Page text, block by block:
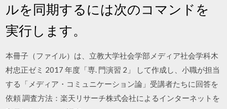
ルを同期するには次のコマンドを
実行します。
本冊子（ファイル）は、立教大学社会学部メディア社会学科木
村忠正ゼミ 2017 年度「専. 門演習 2」 して作成し、小職が担当
する「メディア・コミュニケーション論」受講者たちに回答を
依頼 調査方法：楽天リサーチ株式会社によるインターネットを